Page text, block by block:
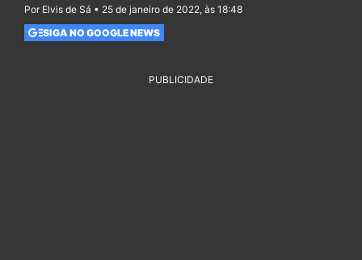
Por Elvis de Sá • 25 de janeiro de 2022, às 18:48
SIGA NO GOOGLE NEWS
PUBLICIDADE